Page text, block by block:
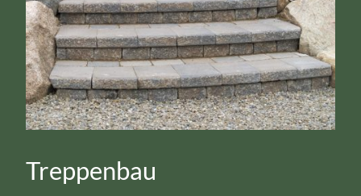
Treppenbau